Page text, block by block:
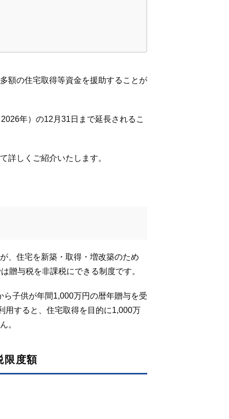
額の住宅取得等資金を援助することが
年）の12月31日まで延長されるこ
詳しくご紹介いたします。
、住宅を新築・取得・増改築のため
贈与税を非課税にできる制度です。
ら子供が年間1,000万円の暦年贈与を受
用すると、住宅取得を目的に1,000万
。
限度額